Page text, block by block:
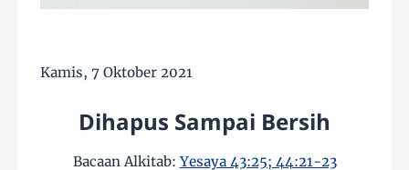
Kamis, 7 Oktober 2021
Dihapus Sampai Bersih
Bacaan Alkitab:Yesaya 43:25; 44:21-23